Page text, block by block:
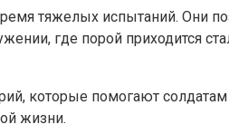
тяжелых испытаний. Они
где порой приходится
которые помогают
жизни.